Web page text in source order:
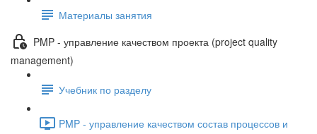
Материалы занятия
PMP - управление качеством проекта (project quality
management)
Учебник по разделу
PMP - управление качеством состав процессов и